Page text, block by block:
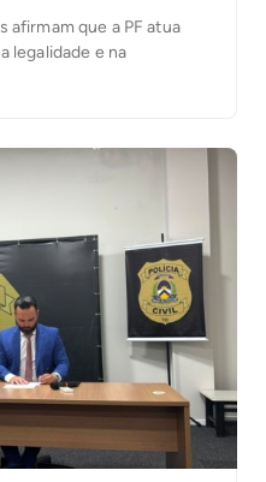
que a PF atua
legalidade e na